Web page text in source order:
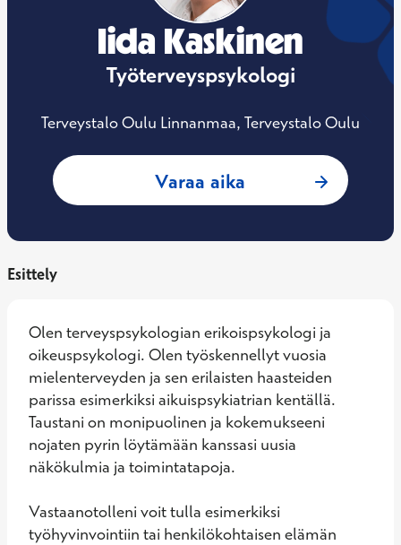
Iida Kaskinen
Työterveyspsykologi
Terveystalo Oulu Linnanmaa, Terveystalo Oulu
Varaa aika : Iida Kaskinen,
Esittely
Olen terveyspsykologian erikoispsykologi ja
oikeuspsykologi. Olen työskennellyt vuosia
mielenterveyden ja sen erilaisten haasteiden
parissa esimerkiksi aikuispsykiatrian kentällä.
Taustani on monipuolinen ja kokemukseeni
nojaten pyrin löytämään kanssasi uusia
näkökulmia ja toimintatapoja.
Vastaanotolleni voit tulla esimerkiksi
työhyvinvointiin tai henkilökohtaisen elämän